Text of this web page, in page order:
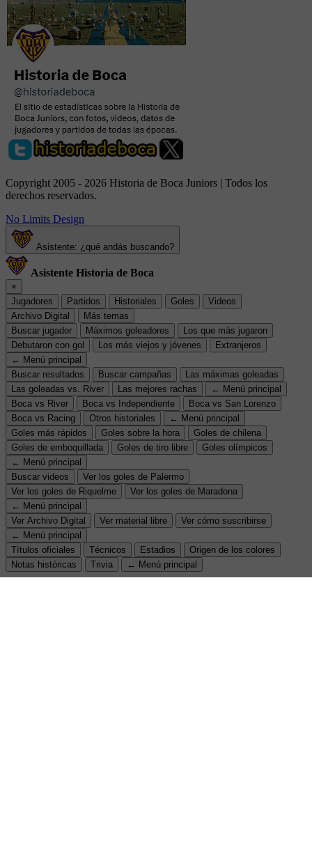
Copyright 2005 - 2026 Historia de Boca Juniors | Todos los
derechos reservados.
No Limits Design
Asistente: ¿qué andás buscando?
Asistente Historia de Boca
×
Jugadores
Partidos Historiales Goles
Videos
Archivo Digital
Más temas
Buscar jugador
Máximos goleadores
Los que más jugaron
Debutaron con gol
Los más viejos y jóvenes
Extranjeros
← Menú principal
Buscar resultados
Buscar campañas
Las máximas goleadas
Las goleadas vs. River
Las mejores rachas
← Menú principal
Boca vs River
Boca vs Independiente
Boca vs San Lorenzo
Boca vs Racing
Otros historiales
← Menú principal
Goles más rápidos
Goles sobre la hora
Goles de chilena
Goles de emboquillada
Goles de tiro libre
Goles olímpicos
← Menú principal
Buscar videos
Ver los goles de Palermo
Ver los goles de Riquelme
Ver los goles de Maradona
← Menú principal
Ver Archivo Digital
Ver material libre
Ver cómo suscribirse
← Menú principal
Títulos oficiales
Técnicos Estadios
Origen de los colores
Notas históricas
Trivia ← Menú principal